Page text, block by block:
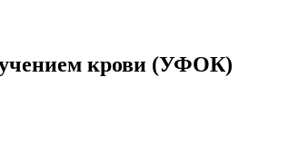
крови (УФОК)